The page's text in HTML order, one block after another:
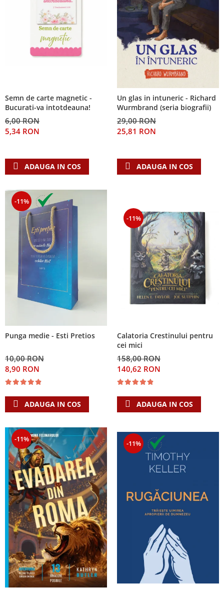
Semn de carte magnetic -
Bucurati-va intotdeauna!
6,00 RON
5,34 RON
ADAUGA IN COS
Un glas in intuneric - Richard
Wurmbrand (seria biografii)
29,00 RON
25,81 RON
ADAUGA IN COS
-11%
Punga medie - Esti Pretios
10,00 RON
8,90 RON
ADAUGA IN COS
-11%
Calatoria Crestinului pentru
cei mici
158,00 RON
140,62 RON
ADAUGA IN COS
-11% -11%